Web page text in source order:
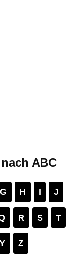
ABC
G H I J
R S T
Y Z